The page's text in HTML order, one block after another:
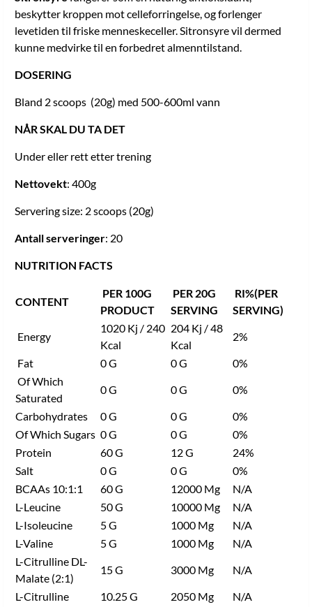
beskytter kroppen mot celleforringelse, og forlenger
levetiden til friske menneskeceller. Sitronsyre vil dermed
kunne medvirke til en forbedret almenntilstand.
DOSERING
Bland 2 scoops (20g) med 500-600ml vann
NÅR SKAL DU TA DET
Under eller rett etter trening
Nettovekt: 400g
Servering size: 2 scoops (20g)
Antall serveringer: 20
NUTRITION FACTS
CONTENT
PER 100G
PRODUCT
PER 20G
SERVING
RI%(PER
SERVING)
Energy
1020 Kj / 240
Kcal
204 Kj / 48
Kcal
2%
Fat
0 G 0 G
0%
Of Which
Saturated
0 G 0 G
0%
Carbohydrates
0 G 0 G
0%
Of Which Sugars 0 G 0 G
0%
Protein
60 G 12 G
24%
Salt
0 G 0 G
0%
BCAAs 10:1:1
60 G 12000 Mg
N/A
L-Leucine
50 G 10000 Mg
N/A
L-Isoleucine
5 G 1000 Mg
N/A
L-Valine
5 G 1000 Mg
N/A
L-Citrulline DL-
Malate (2:1)
15 G 3000 Mg
N/A
L-Citrulline
10.25 G 2050 Mg
N/A